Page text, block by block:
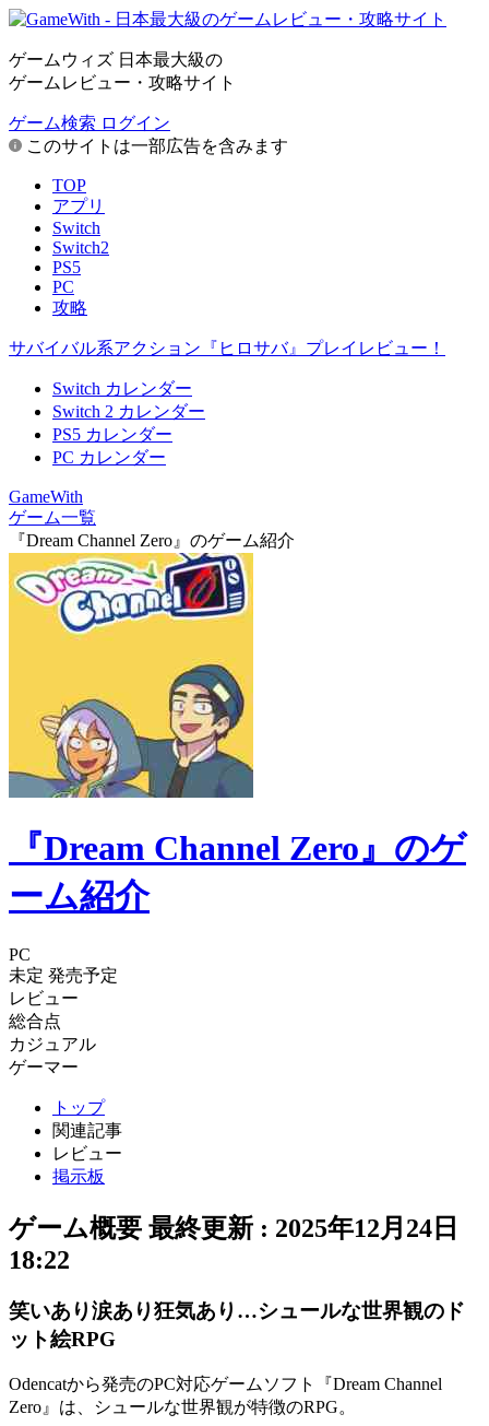
ゲームウィズ 日本最大級の
ゲームレビュー・攻略サイト
ゲーム検索 ログイン
このサイトは一部広告を含みます
TOP
アプリ
Switch
Switch2
PS5
PC
攻略
サバイバル系アクション『ヒロサバ』プレイレビュー！
Switch カレンダー
Switch 2 カレンダー
PS5 カレンダー
PC カレンダー
GameWith
ゲーム一覧
『Dream Channel Zero』のゲーム紹介
『Dream Channel Zero』のゲ
ーム紹介
PC
未定 発売予定
レビュー
総合点
カジュアル
ゲーマー
トップ
関連記事
レビュー
掲示板
ゲーム概要 最終更新 : 2025年12月24日
18:22
笑いあり涙あり狂気あり…シュールな世界観のド
ット絵RPG
Odencatから発売のPC対応ゲームソフト
『Dream Channel
Zero』 は、 シュールな世界観が特徴のRPG。